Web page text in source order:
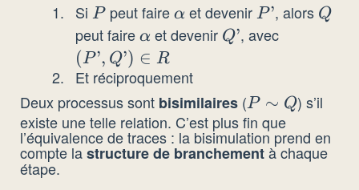
\in
R
Si P
P peut faire\alpha
α et devenirP’
P’, alors Q
Q
peut faire\alpha
α et devenir Q’
Q’, avec
R
(P’, Q’) ∈ R
Et réciproquement
Deux processus sont bisimilaires (P
\sim
Q
P ∼ Q) s’il
existe une telle relation. C’est plus fin que
l’équivalence de traces : la bisimulation prend en
compte lastructure de branchementà chaque
étape.